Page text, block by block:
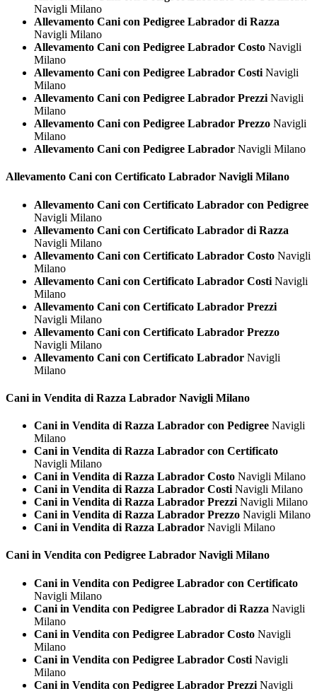
Navigli Milano
Allevamento Cani con Pedigree Labrador di Razza
Navigli Milano
Allevamento Cani con Pedigree Labrador Costo Navigli
Milano
Allevamento Cani con Pedigree Labrador Costi Navigli
Milano
Allevamento Cani con Pedigree Labrador Prezzi Navigli
Milano
Allevamento Cani con Pedigree Labrador Prezzo Navigli
Milano
Allevamento Cani con Pedigree Labrador Navigli Milano
Allevamento Cani con Certificato Labrador Navigli Milano
Allevamento Cani con Certificato Labrador con Pedigree
Navigli Milano
Allevamento Cani con Certificato Labrador di Razza
Navigli Milano
Allevamento Cani con Certificato Labrador Costo Navigli
Milano
Allevamento Cani con Certificato Labrador Costi Navigli
Milano
Allevamento Cani con Certificato Labrador Prezzi
Navigli Milano
Allevamento Cani con Certificato Labrador Prezzo
Navigli Milano
Allevamento Cani con Certificato Labrador Navigli
Milano
Cani in Vendita di Razza Labrador Navigli Milano
Cani in Vendita di Razza Labrador con Pedigree Navigli
Milano
Cani in Vendita di Razza Labrador con Certificato
Navigli Milano
Cani in Vendita di Razza Labrador Costo Navigli Milano
Cani in Vendita di Razza Labrador Costi Navigli Milano
Cani in Vendita di Razza Labrador Prezzi Navigli Milano
Cani in Vendita di Razza Labrador Prezzo Navigli Milano
Cani in Vendita di Razza Labrador Navigli Milano
Cani in Vendita con Pedigree Labrador Navigli Milano
Cani in Vendita con Pedigree Labrador con Certificato
Navigli Milano
Cani in Vendita con Pedigree Labrador di Razza Navigli
Milano
Cani in Vendita con Pedigree Labrador Costo Navigli
Milano
Cani in Vendita con Pedigree Labrador Costi Navigli
Milano
Cani in Vendita con Pedigree Labrador Prezzi Navigli